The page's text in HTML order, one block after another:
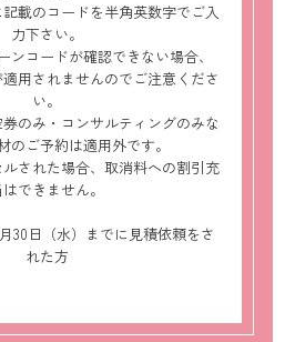
載のコードを半角英数字でご入
力下さい。
コードが確認できない場合、
用されませんのでご注意くださ
い。
のみ・コンサルティングのみな
のご予約は適用外です。
された場合、取消料への割引充
できません。
月30日（水）までに見積依頼をさ
れた方